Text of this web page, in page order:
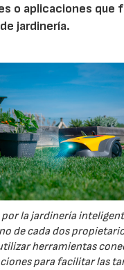
o aplicaciones que
jardinería.
la jardinería
de cada dos
herramientas
para facilitar las